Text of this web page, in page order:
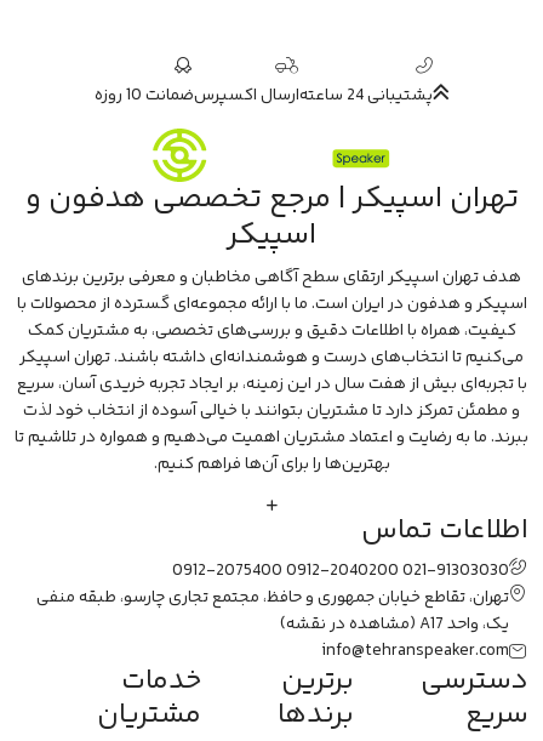
پشتیبانی 24 ساعته ارسال اکسپرسضمانت 10 روزه
تهران اسپیکر | مرجع تخصصی هدفون و
اسپیکر
هدف تهران اسپیکر ارتقای سطح آگاهی مخاطبان و معرفی برترین برندهای
اسپیکر و هدفون در ایران است. ما با ارائه مجموعه‌ای گسترده از محصولات با
کیفیت، همراه با اطلاعات دقیق و بررسی‌های تخصصی، به مشتریان کمک
می‌کنیم تا انتخاب‌های درست و هوشمندانه‌ای داشته باشند. تهران اسپیکر
با تجربه‌ای بیش از هفت سال در این زمینه، بر ایجاد تجربه خریدی آسان، سریع
و مطمئن تمرکز دارد تا مشتریان بتوانند با خیالی آسوده از انتخاب خود لذت
ببرند. ما به رضایت و اعتماد مشتریان اهمیت می‌دهیم و همواره در تلاشیم تا
بهترین‌ها را برای آن‌ها فراهم کنیم.
اطلاعات تماس
021-91303030
0912-2040200
0912-2075400
تهران، تقاطع خیابان جمهوری و حافظ، مجتمع تجاری چارسو، طبقه منفی
یک، واحد A17
(مشاهده در نقشه)
info@tehranspeaker.com
دسترسی
سریع
برترین
برندها
خدمات
مشتریان